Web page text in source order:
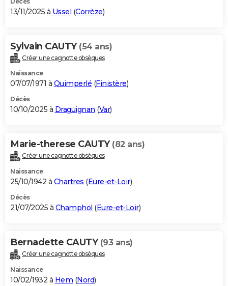
13/11/2025 à Ussel (Corrèze)
Sylvain CAUTY (54 ans)
Créer une cagnotte obsèques
Naissance
07/07/1971 à Quimperlé (Finistère)
Décès
10/10/2025 à Draguignan (Var)
Marie-therese CAUTY (82 ans)
Créer une cagnotte obsèques
Naissance
25/10/1942 à Chartres (Eure-et-Loir)
Décès
21/07/2025 à Champhol (Eure-et-Loir)
Bernadette CAUTY (93 ans)
Créer une cagnotte obsèques
Naissance
10/02/1932 à Hem (Nord)